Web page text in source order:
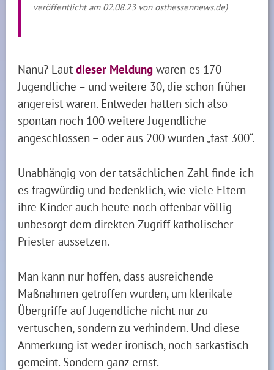
veröffentlicht am 02.08.23 von osthessennews.de)
Nanu? Lautdieser Meldung waren es 170
Jugendliche – und weitere 30, die schon früher
angereist waren. Entweder hatten sich also
spontan noch 100 weitere Jugendliche
angeschlossen – oder aus 200 wurden „fast 300“.
Unabhängig von der tatsächlichen Zahl finde ich
es fragwürdig und bedenklich, wie viele Eltern
ihre Kinder auch heute noch offenbar völlig
unbesorgt dem direkten Zugriff katholischer
Priester aussetzen.
Man kann nur hoffen, dass ausreichende
Maßnahmen getroffen wurden, um klerikale
Übergriffe auf Jugendliche nicht nur zu
vertuschen, sondern zu verhindern. Und diese
Anmerkung ist weder ironisch, noch sarkastisch
gemeint. Sondern ganz ernst.